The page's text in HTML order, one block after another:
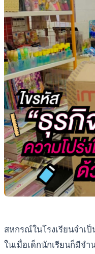
สหกรณ์ในโรงเรียนจำเ
ในเมื่อเด็กนักเรียนก็มีจำ